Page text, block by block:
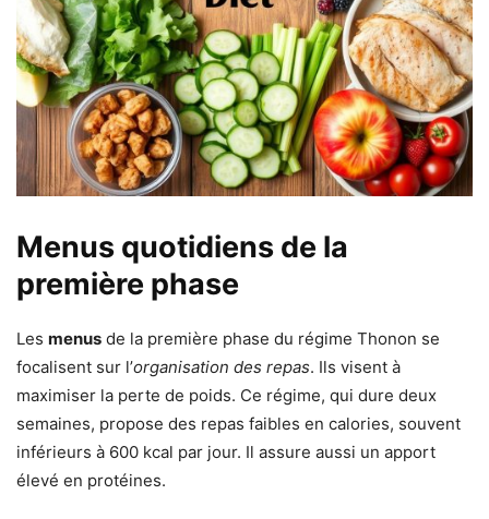
Menus quotidiens de la
première phase
Les menus de la première phase du régime Thonon se
focalisent sur l’organisation des repas. Ils visent à
maximiser la perte de poids. Ce régime, qui dure deux
semaines, propose des repas faibles en calories, souvent
inférieurs à 600 kcal par jour. Il assure aussi un apport
élevé en protéines.